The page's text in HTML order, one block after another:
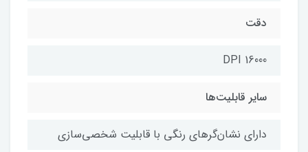
دقت
16000 DPI
سایر قابلیت‌ها
دارای نشان‌گرهای رنگی با قابلیت شخصی‌سازی